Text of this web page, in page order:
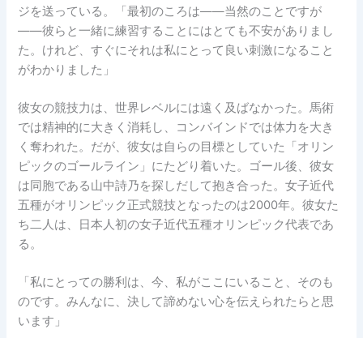
ジを送っている。「最初のころは――当然のことですが
――彼らと一緒に練習することにはとても不安がありまし
た。けれど、すぐにそれは私にとって良い刺激になること
がわかりました」
彼女の競技力は、世界レベルには遠く及ばなかった。馬術
では精神的に大きく消耗し、コンバインドでは体力を大き
く奪われた。だが、彼女は自らの目標としていた「オリン
ピックのゴールライン」にたどり着いた。ゴール後、彼女
は同胞である山中詩乃を探しだして抱き合った。女子近代
五種がオリンピック正式競技となったのは2000年。彼女た
ち二人は、日本人初の女子近代五種オリンピック代表であ
る。
「私にとっての勝利は、今、私がここにいること、そのも
のです。みんなに、決して諦めない心を伝えられたらと思
います」